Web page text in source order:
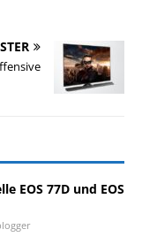
EOS 77D und EOS